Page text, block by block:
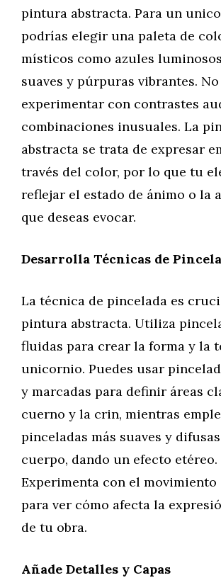
pintura abstracta. Para un
podrías elegir una paleta de
místicos como azules
suaves y púrpuras vibrantes.
experimentar con contrastes
combinaciones inusuales. La
abstracta se trata de expresar
través del color, por lo que tu
reflejar el estado de ánimo o la
que deseas evocar.
Desarrolla Técnicas de
La técnica de pincelada es
pintura abstracta. Utiliza
fluidas para crear la forma y la
unicornio. Puedes usar
y marcadas para definir áreas
cuerno y la crin, mientras
pinceladas más suaves y
cuerpo, dando un efecto etéreo.
Experimenta con el
para ver cómo afecta la
de tu obra.
Añade Detalles y Capas